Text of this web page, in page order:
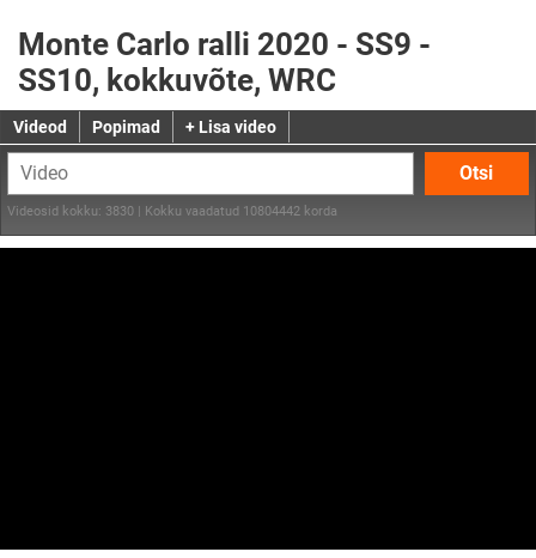
Monte Carlo ralli 2020 - SS9 -
SS10, kokkuvõte, WRC
Videod Popimad + Lisa video
Otsi
Videosid kokku: 3830 | Kokku vaadatud 10804442 korda